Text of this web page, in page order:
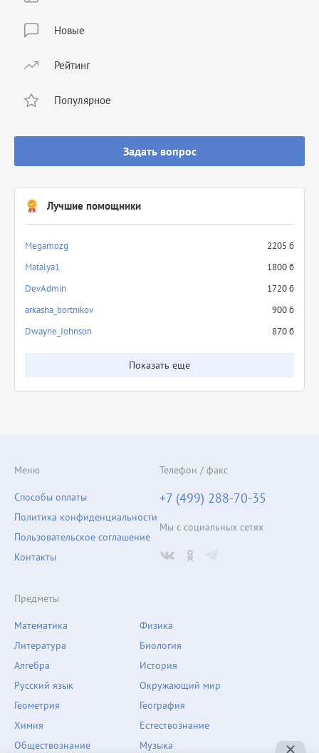
Новые
Рейтинг
Популярное
Задать вопрос
Лучшие помощники
Megamozg
2205 б
Matalya1
1800 б
DevAdmin
1720 б
arkasha_bortnikov
900 б
Dwayne_Johnson
870 б
Показать еще
Предметы
Математика
Литература
Алгебра
Русский язык
Геометрия
Химия
Физика
Биология
История
Окружающий мир
География
Естествознание
Обществознание
Музыка
Меню
Способы оплаты
Политика конфиденциальности
Пользовательское соглашение
Контакты
Телефон / факс
+7 (499) 288-70-35
Мы с социальных сетях